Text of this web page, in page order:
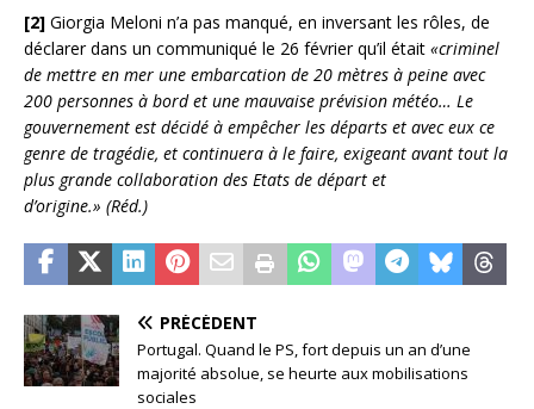
[2] Giorgia Meloni n’a pas manqué, en inversant les rôles, de
déclarer dans un communiqué le 26 février qu’il était «criminel
de mettre en mer une embarcation de 20 mètres à peine avec
200 personnes à bord et une mauvaise prévision météo… Le
gouvernement est décidé à empêcher les départs et avec eux ce
genre de tragédie, et continuera à le faire, exigeant avant tout la
plus grande collaboration des Etats de départ et
d’origine.» (Réd.)
PRÉCÉDENT
Portugal. Quand le PS, fort depuis un an d’une
majorité absolue, se heurte aux mobilisations
sociales